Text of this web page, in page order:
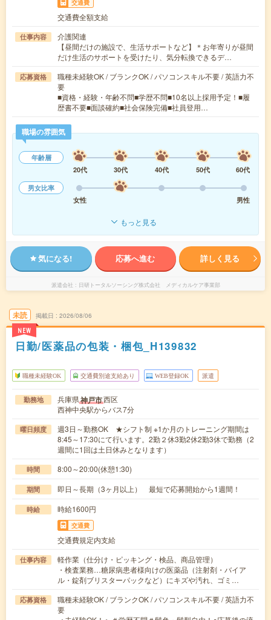
交通費
交通費全額支給
仕事内容
介護関連
【昼間だけの施設で、生活サポートなど】＊お年寄りが昼間
だけ生活のサポートを受けたり、気分転換できるデ…
応募資格
職種未経験OK / ブランクOK / パソコンスキル不要 / 英語力不
要
■資格・経験・年齢不問■学歴不問■10名以上採用予定！■履
歴書不要■面談確約■社会保険完備■社員登用…
職場の雰囲気
年齢層
20代
30代 40代 50代
60代
男女比率
女性
男性
もっと見る
気になる! 応募へ進む 詳しく見る
派遣会社 日研トータルソーシング株式会社 メディカルケア事業部
未読
NEW
掲載日 2026/08/06
日勤/医薬品の包装・梱包_H139832
職種未経験OK 交通費別途支給あり WEB登録OK 派遣
勤務地 兵庫県神戸市西区
西神中央駅からバス7分
曜日頻度
週3日～勤務OK ★シフト制 ※1か月のトレーニング期間は
8:45～17:30にて行います。2勤２休3勤2休2勤3休で勤務（2
週間に1回は土日休みとなります）
時間 8:00～20:00(休憩1:30)
期間 即日～長期（3ヶ月以上） 最短で応募開始から1週間！
時給 時給1600円
交通費
交通費規定内支給
仕事内容
軽作業（仕分け・ピッキング・検品、商品管理）
・検査業務…糖尿病患者様向けの医薬品（注射剤・バイア
ル・錠剤ブリスターパックなど）にキズや汚れ、ゴミ…
応募資格
職種未経験OK / ブランクOK / パソコンスキル不要 / 英語力不
要